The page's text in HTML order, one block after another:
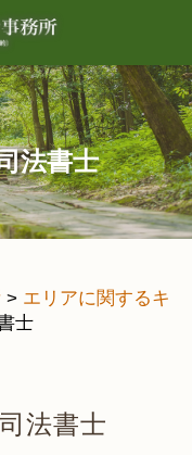
法書士
> エリアに関するキ
士
法書士